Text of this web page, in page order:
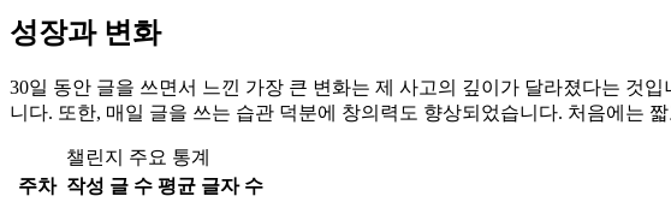
성장과 변화
30일 동안 글을 쓰면서 느낀 가장 큰 변화는 제 사고의 깊이가 달라졌다는 것
니다. 또한, 매일 글을 쓰는 습관 덕분에 창의력도 향상되었습니다. 처음에는
챌린지 주요 통계
주차 작성 글 수 평균 글자 수